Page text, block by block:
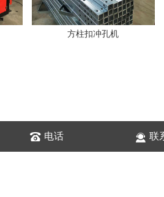
方柱扣冲孔机
电话 联